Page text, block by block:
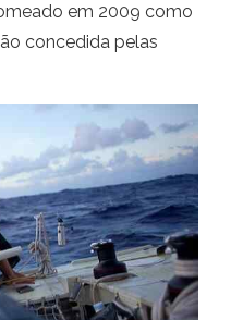
em 2009 como
concedida pelas